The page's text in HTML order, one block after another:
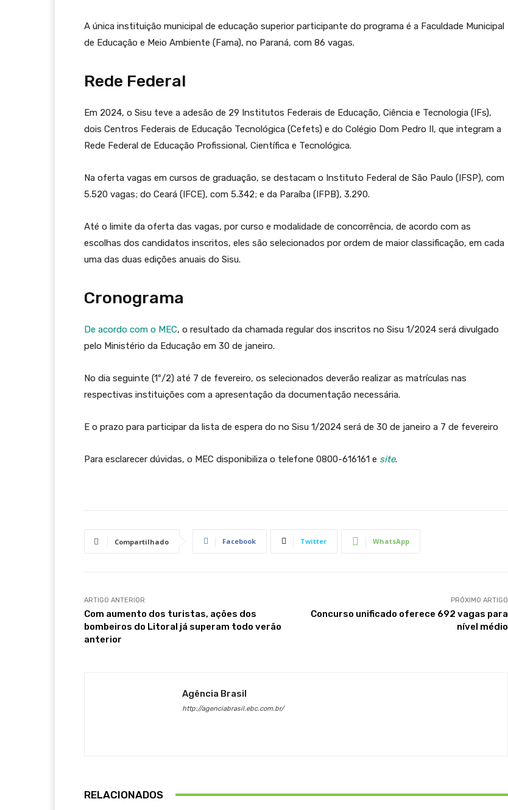
A única instituição municipal de educação superior participante do programa é a Faculdade Municipal
de Educação e Meio Ambiente (Fama), no Paraná, com 86 vagas.
Rede Federal
Em 2024, o Sisu teve a adesão de 29 Institutos Federais de Educação, Ciência e Tecnologia (IFs),
dois Centros Federais de Educação Tecnológica (Cefets) e do Colégio Dom Pedro II, que integram a
Rede Federal de Educação Profissional, Científica e Tecnológica.
Na oferta vagas em cursos de graduação, se destacam o Instituto Federal de São Paulo (IFSP), com
5.520 vagas; do Ceará (IFCE), com 5.342; e da Paraíba (IFPB), 3.290.
Até o limite da oferta das vagas, por curso e modalidade de concorrência, de acordo com as
escolhas dos candidatos inscritos, eles são selecionados por ordem de maior classificação, em cada
uma das duas edições anuais do Sisu.
Cronograma
De acordo com o MEC, o resultado da chamada regular dos inscritos no Sisu 1/2024 será divulgado
pelo Ministério da Educação em 30 de janeiro.
No dia seguinte (1º/2) até 7 de fevereiro, os selecionados deverão realizar as matrículas nas
respectivas instituições com a apresentação da documentação necessária.
E o prazo para participar da lista de espera do no Sisu 1/2024 será de 30 de janeiro a 7 de fevereiro
Para esclarecer dúvidas, o MEC disponibiliza o telefone 0800-616161 e site.
Compartilhado Facebook Twitter WhatsApp
ARTIGO ANTERIOR
Com aumento dos turistas, ações dos
bombeiros do Litoral já superam todo verão
anterior
PRÓXIMO ARTIGO
Concurso unificado oferece 692 vagas para
nível médio
Agência Brasil
http://agenciabrasil.ebc.com.br/
RELACIONADOS